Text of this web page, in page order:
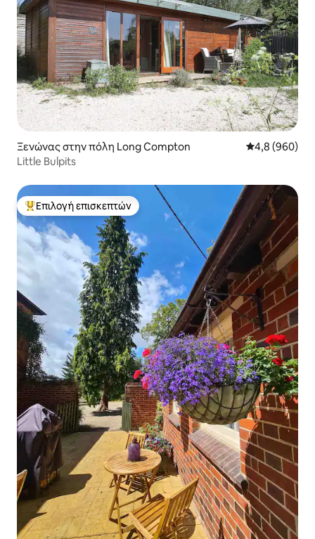
Ξενώνας στην πόλη Long Compton Μέση
4,8 (960)
Little Bulpits
Κορυφαία επιλογή επισκεπτών
Επιλογή επισκεπτών